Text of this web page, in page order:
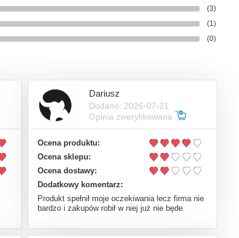
(3)
(1)
(0)
Dariusz
Dodano: 2026-07-21
Opinia zweryfikowana
Ocena produktu:
Ocena sklepu:
Ocena dostawy:
Dodatkowy komentarz:
Produkt spełnił moje oczekiwania lecz firma nie
bardzo i zakupów robił w niej już nie będe.